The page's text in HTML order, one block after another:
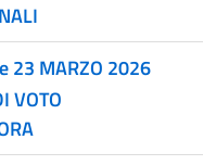
23 MARZO 2026
VOTO